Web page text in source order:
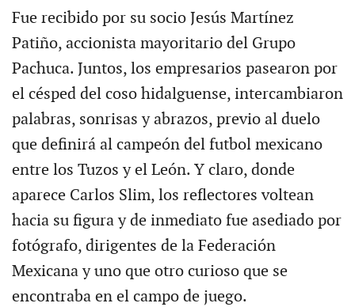
Fue recibido por su socio Jesús Martínez
Patiño, accionista mayoritario del Grupo
Pachuca. Juntos, los empresarios pasearon por
el césped del coso hidalguense, intercambiaron
palabras, sonrisas y abrazos, previo al duelo
que definirá al campeón del futbol mexicano
entre los Tuzos y el León. Y claro, donde
aparece Carlos Slim, los reflectores voltean
hacia su figura y de inmediato fue asediado por
fotógrafo, dirigentes de la Federación
Mexicana y uno que otro curioso que se
encontraba en el campo de juego.